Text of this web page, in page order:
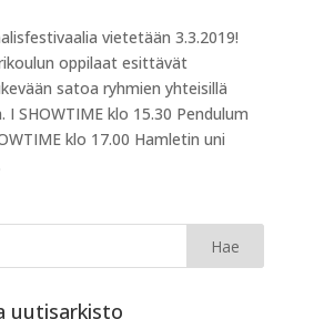
vietetään 3.3.2019!
oppilaat esittävät
satoa ryhmien yhteisillä
I SHOWTIME klo 15.30 Pendulum
klo 17.00 Hamletin uni
uutisarkisto